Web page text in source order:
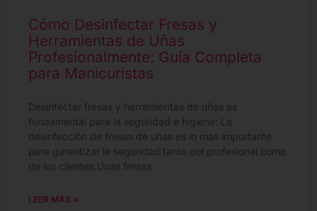
Cómo Desinfectar Fresas y
Herramientas de Uñas
Profesionalmente: Guía Completa
para Manicuristas
Desinfectar fresas y herramientas de uñas es
fundamental para la seguridad e higiene: La
desinfección de fresas de uñas es lo más importante
para garantizar la seguridad tanto del profesional como
de los clientes.Unas fresas
LEER MÁS »